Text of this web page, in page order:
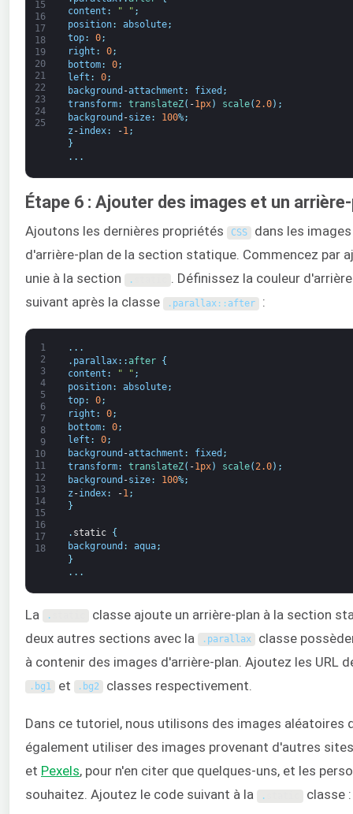
15
16
17
18
19
20
21
22
23
24
25
content : " " ;
position: absolute;
top: 0;
right : 0;
bottom: 0;
left : 0;
background -attachment : fixed ;
transform: translateZ( -1px) scale(2.0) ;
background -size: 100%;
z -index: -1 ;
}
. . .
Étape 6 : Ajouter des images et un
Ajoutons les dernières propriétés CSS dans les
d'arrière-plan de la section statique. Commencez par
unie à la section
.
. Définissez la couleur
suivant après la classe
. parallax: : after :
1
2
3
4
5
6
7
8
9
10
11
12
13
14
15
16
17
18
. . .
. parallax: :after
{
content : " " ;
position: absolute;
top: 0;
right : 0;
bottom: 0;
left : 0;
background -attachment : fixed ;
transform: translateZ( -1px) scale(2.0) ;
background -size: 100%;
z -index: -1 ;
}
. static
{
background : aqua;
}
. . .
La .
classe ajoute un arrière-plan à la section
deux autres sections avec la
. parallax classe
à contenir des images d'arrière-plan. Ajoutez les URL
. bg1 et . bg2 classes respectivement.
Dans ce tutoriel, nous utilisons des images aléatoires
également utiliser des images provenant d'autres
et Pexels, pour n'en citer que quelques-uns, et les
souhaitez. Ajoutez le code suivant à la
. classe :